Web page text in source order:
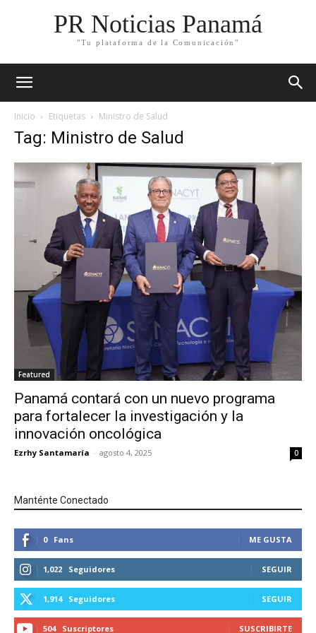
PR Noticias Panamá
"Tu plataforma de la Comunicación"
Inicio Etiquetas Ministro de Salud
Tag: Ministro de Salud
Featured
Panamá contará con un nuevo programa
para fortalecer la investigación y la
innovación oncológica
Ezrhy Santamaría - agosto 4, 2025 0
Manténte Conectado
0 Fans ME GUSTA
1,022 Seguidores SEGUIR
1,914 Seguidores SEGUIR
504 Suscriptores SUSCRIBIRTE